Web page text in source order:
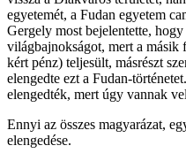
egyetemét, a Fudan egyetem
Gergely most bejelentette,
világbajnokságot, mert a másik
kért pénz) teljesült, másrészt
elengedte ezt a Fudan-
elengedték, mert úgy vannak
Ennyi az összes magyarázat,
elengedése.